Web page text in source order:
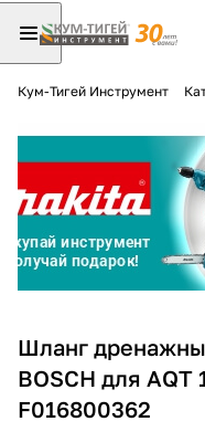
Кум-Тигей Инструмент
Шланг
BOSCH для AQT
F016800362
Разбейте
оплатуна
без
График
Сегодня